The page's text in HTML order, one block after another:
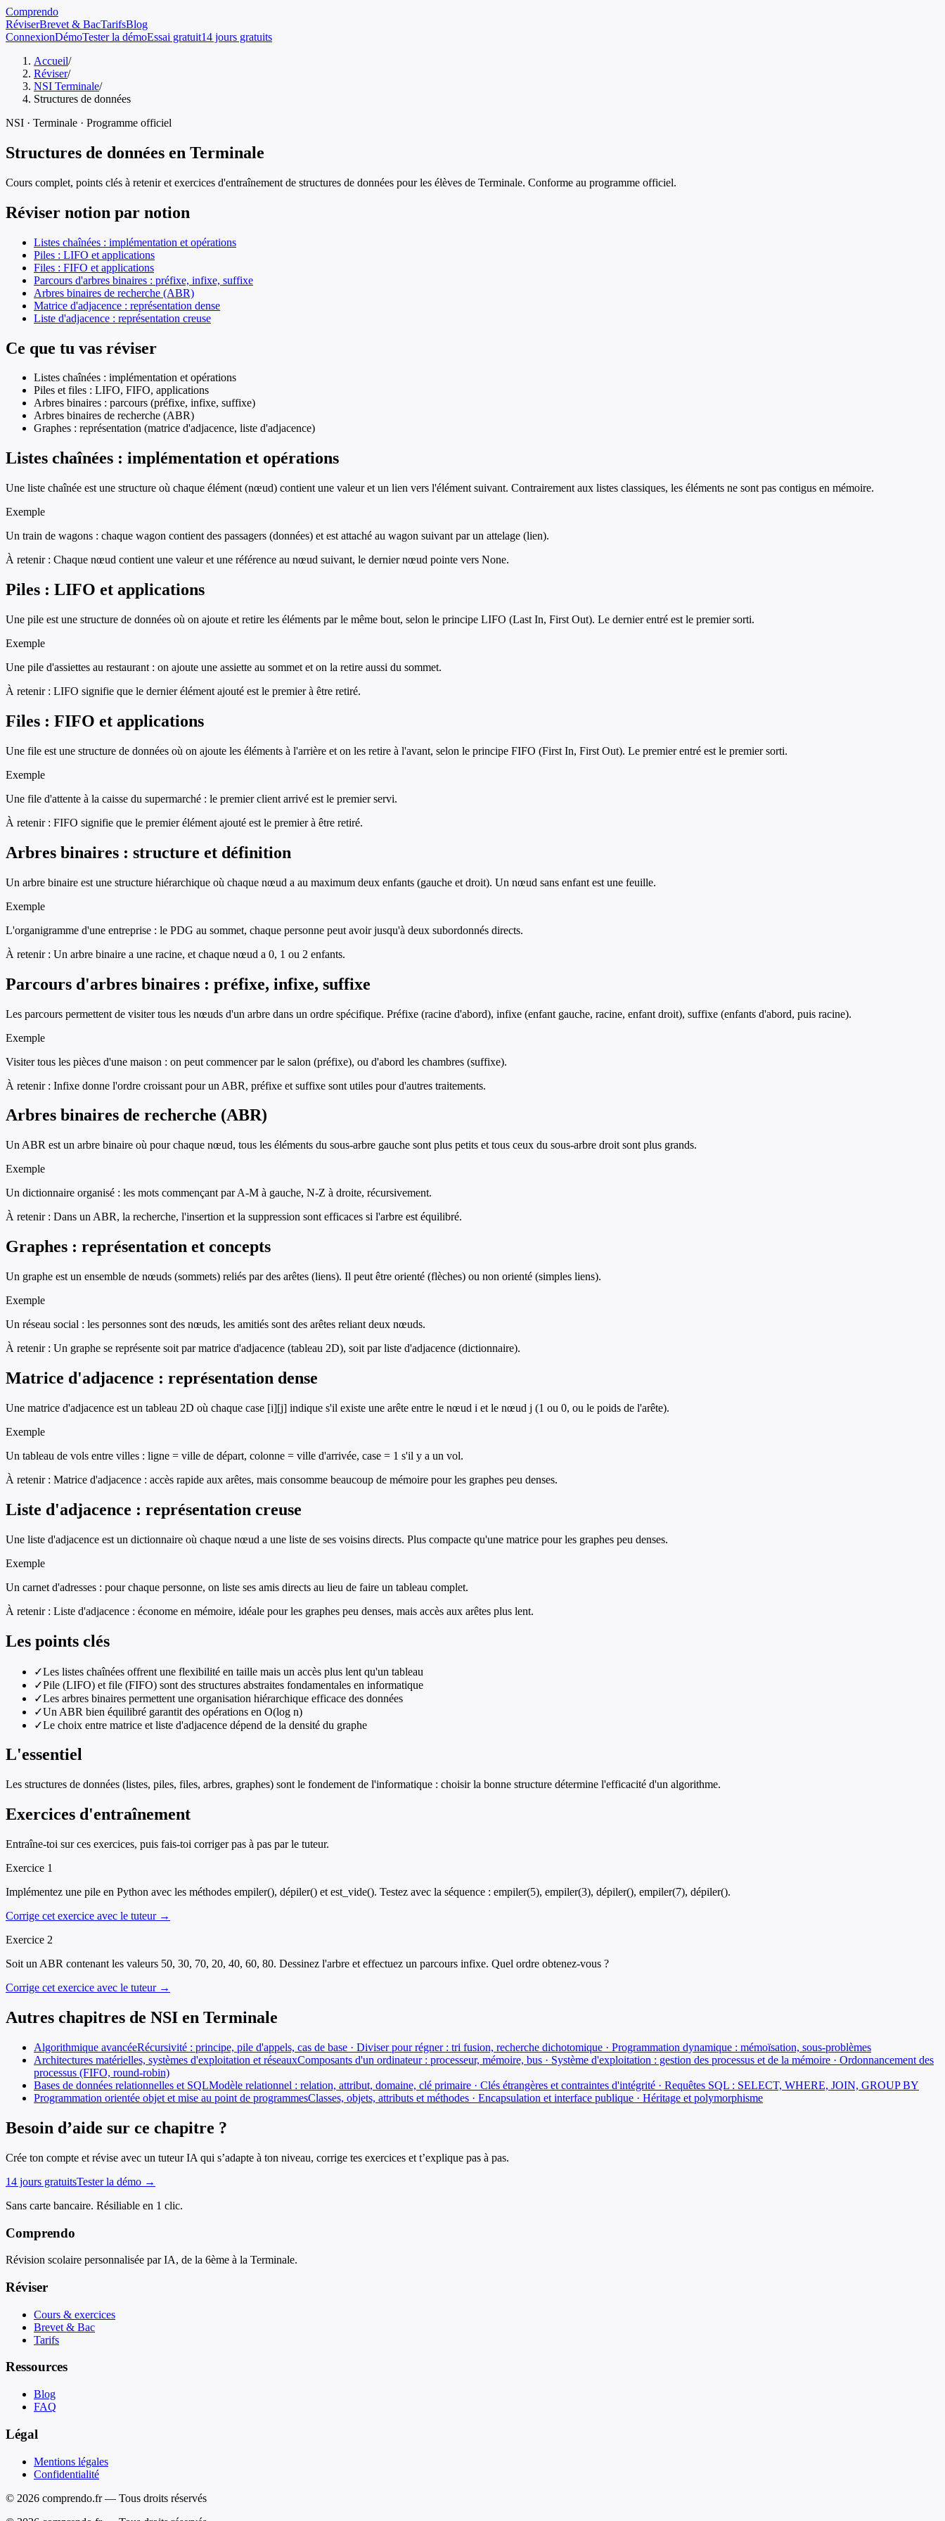
Comprendo
RéviserBrevet & BacTarifsBlog
ConnexionDémoTester la démoEssai gratuit14 jours gratuits
Accueil/
Réviser/
NSI Terminale/
Structures de données
NSI · Terminale · Programme officiel
Structures de données en Terminale
Cours complet, points clés à retenir et exercices d'entraînement de structures de données pour les élèves de Terminale. Conforme au programme officiel.
Réviser notion par notion
Listes chaînées : implémentation et opérations
Piles : LIFO et applications
Files : FIFO et applications
Parcours d'arbres binaires : préfixe, infixe, suffixe
Arbres binaires de recherche (ABR)
Matrice d'adjacence : représentation dense
Liste d'adjacence : représentation creuse
Ce que tu vas réviser
Listes chaînées : implémentation et opérations
Piles et files : LIFO, FIFO, applications
Arbres binaires : parcours (préfixe, infixe, suffixe)
Arbres binaires de recherche (ABR)
Graphes : représentation (matrice d'adjacence, liste d'adjacence)
Listes chaînées : implémentation et opérations
Une liste chaînée est une structure où chaque élément (nœud) contient une valeur et un lien vers l'élément suivant. Contrairement aux listes classiques, les éléments ne sont pas contigus en mémoire.
Exemple
Un train de wagons : chaque wagon contient des passagers (données) et est attaché au wagon suivant par un attelage (lien).
À retenir : Chaque nœud contient une valeur et une référence au nœud suivant, le dernier nœud pointe vers None.
Piles : LIFO et applications
Une pile est une structure de données où on ajoute et retire les éléments par le même bout, selon le principe LIFO (Last In, First Out). Le dernier entré est le premier sorti.
Exemple
Une pile d'assiettes au restaurant : on ajoute une assiette au sommet et on la retire aussi du sommet.
À retenir : LIFO signifie que le dernier élément ajouté est le premier à être retiré.
Files : FIFO et applications
Une file est une structure de données où on ajoute les éléments à l'arrière et on les retire à l'avant, selon le principe FIFO (First In, First Out). Le premier entré est le premier sorti.
Exemple
Une file d'attente à la caisse du supermarché : le premier client arrivé est le premier servi.
À retenir : FIFO signifie que le premier élément ajouté est le premier à être retiré.
Arbres binaires : structure et définition
Un arbre binaire est une structure hiérarchique où chaque nœud a au maximum deux enfants (gauche et droit). Un nœud sans enfant est une feuille.
Exemple
L'organigramme d'une entreprise : le PDG au sommet, chaque personne peut avoir jusqu'à deux subordonnés directs.
À retenir : Un arbre binaire a une racine, et chaque nœud a 0, 1 ou 2 enfants.
Parcours d'arbres binaires : préfixe, infixe, suffixe
Les parcours permettent de visiter tous les nœuds d'un arbre dans un ordre spécifique. Préfixe (racine d'abord), infixe (enfant gauche, racine, enfant droit), suffixe (enfants d'abord, puis racine).
Exemple
Visiter tous les pièces d'une maison : on peut commencer par le salon (préfixe), ou d'abord les chambres (suffixe).
À retenir : Infixe donne l'ordre croissant pour un ABR, préfixe et suffixe sont utiles pour d'autres traitements.
Arbres binaires de recherche (ABR)
Un ABR est un arbre binaire où pour chaque nœud, tous les éléments du sous-arbre gauche sont plus petits et tous ceux du sous-arbre droit sont plus grands.
Exemple
Un dictionnaire organisé : les mots commençant par A-M à gauche, N-Z à droite, récursivement.
À retenir : Dans un ABR, la recherche, l'insertion et la suppression sont efficaces si l'arbre est équilibré.
Graphes : représentation et concepts
Un graphe est un ensemble de nœuds (sommets) reliés par des arêtes (liens). Il peut être orienté (flèches) ou non orienté (simples liens).
Exemple
Un réseau social : les personnes sont des nœuds, les amitiés sont des arêtes reliant deux nœuds.
À retenir : Un graphe se représente soit par matrice d'adjacence (tableau 2D), soit par liste d'adjacence (dictionnaire).
Matrice d'adjacence : représentation dense
Une matrice d'adjacence est un tableau 2D où chaque case [i][j] indique s'il existe une arête entre le nœud i et le nœud j (1 ou 0, ou le poids de l'arête).
Exemple
Un tableau de vols entre villes : ligne = ville de départ, colonne = ville d'arrivée, case = 1 s'il y a un vol.
À retenir : Matrice d'adjacence : accès rapide aux arêtes, mais consomme beaucoup de mémoire pour les graphes peu denses.
Liste d'adjacence : représentation creuse
Une liste d'adjacence est un dictionnaire où chaque nœud a une liste de ses voisins directs. Plus compacte qu'une matrice pour les graphes peu denses.
Exemple
Un carnet d'adresses : pour chaque personne, on liste ses amis directs au lieu de faire un tableau complet.
À retenir : Liste d'adjacence : économe en mémoire, idéale pour les graphes peu denses, mais accès aux arêtes plus lent.
Les points clés
✓Les listes chaînées offrent une flexibilité en taille mais un accès plus lent qu'un tableau
✓Pile (LIFO) et file (FIFO) sont des structures abstraites fondamentales en informatique
✓Les arbres binaires permettent une organisation hiérarchique efficace des données
✓Un ABR bien équilibré garantit des opérations en O(log n)
✓Le choix entre matrice et liste d'adjacence dépend de la densité du graphe
L'essentiel
Les structures de données (listes, piles, files, arbres, graphes) sont le fondement de l'informatique : choisir la bonne structure détermine l'efficacité d'un algorithme.
Exercices d'entraînement
Entraîne-toi sur ces exercices, puis fais-toi corriger pas à pas par le tuteur.
Exercice 1
Implémentez une pile en Python avec les méthodes empiler(), dépiler() et est_vide(). Testez avec la séquence : empiler(5), empiler(3), dépiler(), empiler(7), dépiler().
Corrige cet exercice avec le tuteur →
Exercice 2
Soit un ABR contenant les valeurs 50, 30, 70, 20, 40, 60, 80. Dessinez l'arbre et effectuez un parcours infixe. Quel ordre obtenez-vous ?
Corrige cet exercice avec le tuteur →
Autres chapitres de NSI en Terminale
Algorithmique avancéeRécursivité : principe, pile d'appels, cas de base · Diviser pour régner : tri fusion, recherche dichotomique · Programmation dynamique : mémoïsation, sous-problèmes
Architectures matérielles, systèmes d'exploitation et réseauxComposants d'un ordinateur : processeur, mémoire, bus · Système d'exploitation : gestion des processus et de la mémoire · Ordonnancement des
processus (FIFO, round-robin)
Bases de données relationnelles et SQLModèle relationnel : relation, attribut, domaine, clé primaire · Clés étrangères et contraintes d'intégrité · Requêtes SQL : SELECT, WHERE, JOIN, GROUP BY
Programmation orientée objet et mise au point de programmesClasses, objets, attributs et méthodes · Encapsulation et interface publique · Héritage et polymorphisme
Besoin d’aide sur ce chapitre ?
Crée ton compte et révise avec un tuteur IA qui s’adapte à ton niveau, corrige tes exercices et t’explique pas à pas.
14 jours gratuitsTester la démo →
Sans carte bancaire. Résiliable en 1 clic.
Comprendo
Révision scolaire personnalisée par IA, de la 6ème à la Terminale.
Réviser
Cours & exercices
Brevet & Bac
Tarifs
Ressources
Blog
FAQ
Légal
Mentions légales
Confidentialité
© 2026 comprendo.fr — Tous droits réservés